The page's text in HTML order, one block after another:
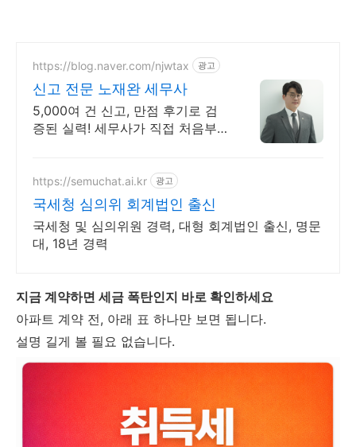
https://blog.naver.com/njwtax 광고
신고 전문 노재완 세무사
5,000여 건 신고, 만점 후기로 검
증된 실력! 세무사가 직접 처음부
https://semuchat.ai.kr 광고
국세청 심의위 회계법인 출신
국세청 및 심의위원 경력, 대형 회계법인 출신, 명문
대, 18년 경력
지금 계약하면 세금 폭탄인지 바로 확인하세요
아파트 계약 전, 아래 표 하나만 보면 됩니다.
설명 길게 볼 필요 없습니다.